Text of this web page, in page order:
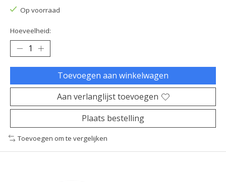
Op voorraad
Hoeveelheid:
Toevoegen aan winkelwagen
Aan verlanglijst toevoegen
Plaats bestelling
Toevoegen om te vergelijken